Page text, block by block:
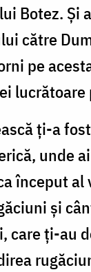
Botez. Şi
către
pe
ţi-a
unde
început
şi
care ţi-au